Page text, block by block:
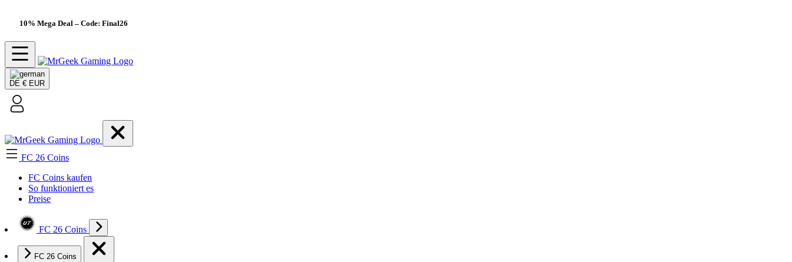
10% Mega Deal – Code: Final26
DE € EUR
FC 26 Coins
FC Coins kaufen
So funktioniert es
Preise
FC 26 Coins
FC 26 Coins